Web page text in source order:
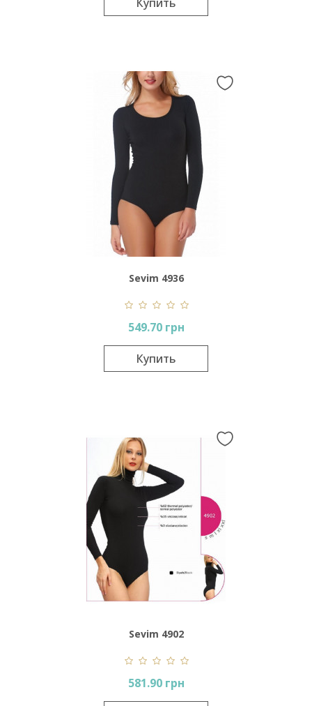
Sevim 4936
549.70 грн
Купить
Sevim 4902
581.90 грн